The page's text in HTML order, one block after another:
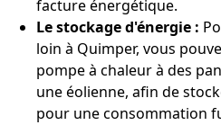
facture énergétique.
Le stockage d'énergie :
loin à Quimper, vous
pompe à chaleur à des
une éolienne, afin de
pour une consommation